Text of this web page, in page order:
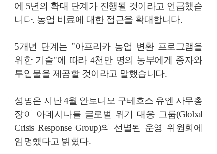
에 5년의 확대 단계가 진행될 것이라고 언급했습
니다. 농업 비료에 대한 접근을 확대합니다.
5개년 단계는 "아프리카 농업 변환 프로그램을
위한 기술"에 따라 4천만 명의 농부에게 종자와
투입물을 제공할 것이라고 말했습니다.
성명은 지난 4월 안토니오 구테흐스 유엔 사무총
장이 아데시나를 글로벌 위기 대응 그룹(Global
Crisis Response Group)의 선별된 운영 위원회에
임명했다고 밝혔다.